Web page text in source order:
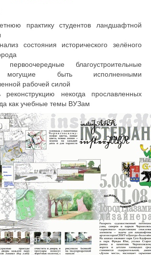
практику студентов ландшафтной
состояния исторического зелёного
первоочередные благоустроительные
быть исполненными
рабочей силой
реконструкцию некогда прославленных
как учебные темы ВУЗам